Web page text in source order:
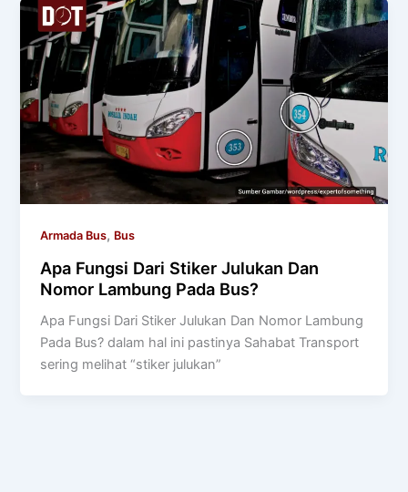
Armada Bus, Bus
Apa Fungsi Dari Stiker Julukan Dan
Nomor Lambung Pada Bus?
Apa Fungsi Dari Stiker Julukan Dan Nomor Lambung
Pada Bus? dalam hal ini pastinya Sahabat Transport
sering melihat “stiker julukan”